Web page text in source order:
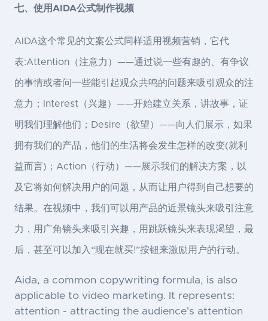
七、使用AIDA公式制作视频
AIDA这个常见的文案公式同样适用视频营销，它代
表:Attention（注意力）——通过说一些有趣的、有争议
的事情或者问一些能引起观众共鸣的问题来吸引观众的注
意力；Interest（兴趣）——开始建立关系，讲故事，证
明我们理解他们；Desire（欲望）——向人们展示，如果
拥有我们的产品，他们的生活将会发生怎样的改变(就利
益而言)；Action（行动）——展示我们的解决方案，以
及它将如何解决用户的问题，从而让用户得到自己想要的
结果。在视频中，我们可以用产品的近景镜头来吸引注意
力，用广角镜头来吸引兴趣，用跳跃镜头来表现渴望，最
后，甚至可以加入“现在就买!”按钮来激励用户的行动。
Aida, a common copywriting formula, is also
applicable to video marketing. It represents:
attention - attracting the audience's attention